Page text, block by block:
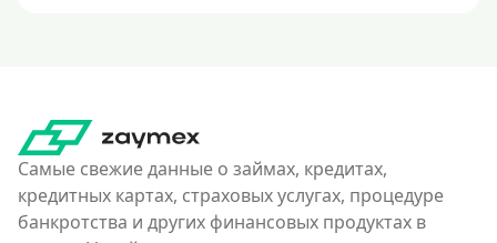
Самые свежие данные о займах, кредитах,
кредитных картах, страховых услугах, процедуре
банкротства и других финансовых продуктах в